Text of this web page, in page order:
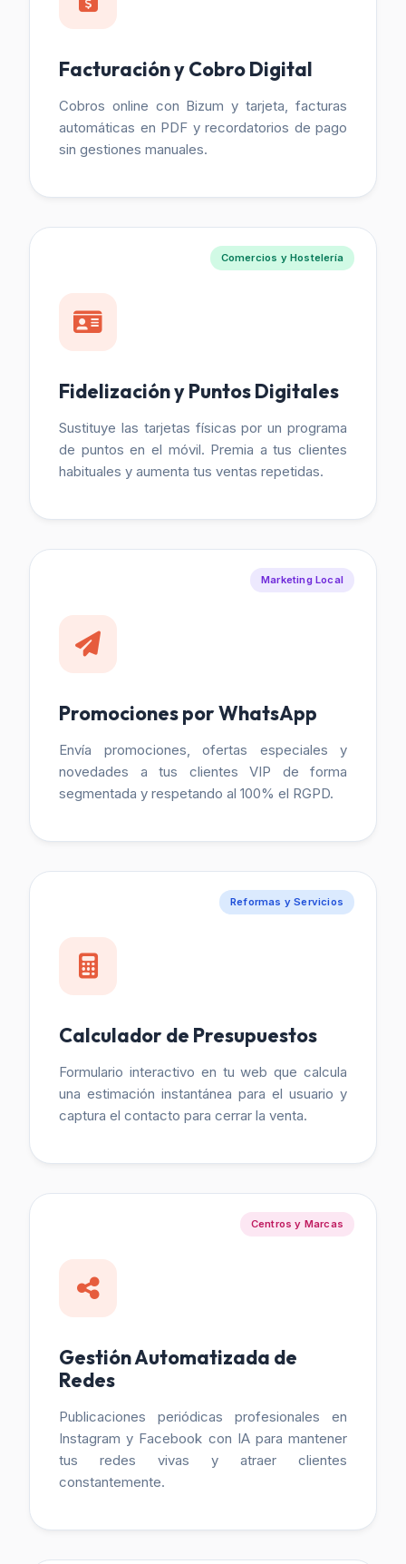
Facturación y Cobro Digital
Cobros online con Bizum y tarjeta, facturas
automáticas en PDF y recordatorios de pago
sin gestiones manuales.
Comercios y Hostelería
Fidelización y Puntos Digitales
Sustituye las tarjetas físicas por un programa
de puntos en el móvil. Premia a tus clientes
habituales y aumenta tus ventas repetidas.
Marketing Local
Promociones por WhatsApp
Envía promociones, ofertas especiales y
novedades a tus clientes VIP de forma
segmentada y respetando al 100% el RGPD.
Reformas y Servicios
Calculador de Presupuestos
Formulario interactivo en tu web que calcula
una estimación instantánea para el usuario y
captura el contacto para cerrar la venta.
Centros y Marcas
Gestión Automatizada de
Redes
Publicaciones periódicas profesionales en
Instagram y Facebook con IA para mantener
tus redes vivas y atraer clientes
constantemente.